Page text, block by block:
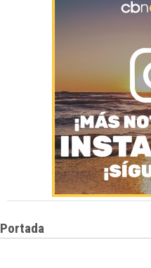
Portada